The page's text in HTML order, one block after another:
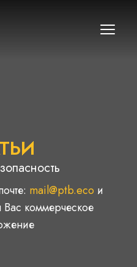
mail@ptb.eco и
коммерческое